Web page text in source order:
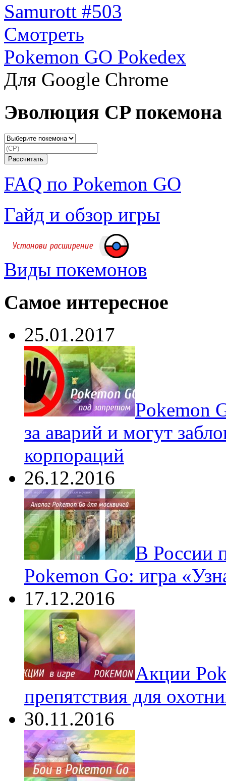
Samurott #503
Смотреть
Pokemon GO Pokedex
Для Google Chrome
Эволюция CP покемона
FAQ по Pokemon GO
Гайд и обзор игры
Виды покемонов
Самое интересное
25.01.2017
Pokеmon
за аварий и могут
корпораций
26.12.2016
В России
Pokemon Go: игра
17.12.2016
Акции
препятствия для
30.11.2016